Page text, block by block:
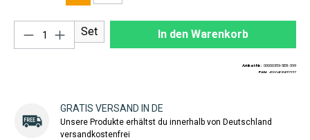
Produkt Anzahl: Gib den gewünschten
Set In den Warenkorb
Artikel-Nr.: 00000359-5ER-599
EAN: 4260408432537
GRATIS VERSAND IN DE
Unsere Produkte erhältst du innerhalb von Deutschland
versandkostenfrei